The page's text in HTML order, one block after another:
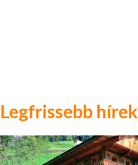
Legfrissebb hírek